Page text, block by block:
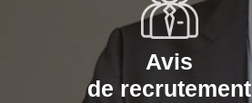
Avis
de recrutement